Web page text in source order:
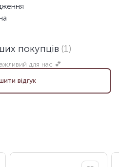
покупців (1)
для нас 💕
відгук